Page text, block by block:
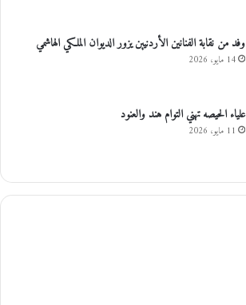
وفد من نقابة الفنانين الأردنيين يزور الديوان الملكي الهاشمي
14 مايو، 2026
علياء الحيصه تهني التوام هند والعنود
11 مايو، 2026